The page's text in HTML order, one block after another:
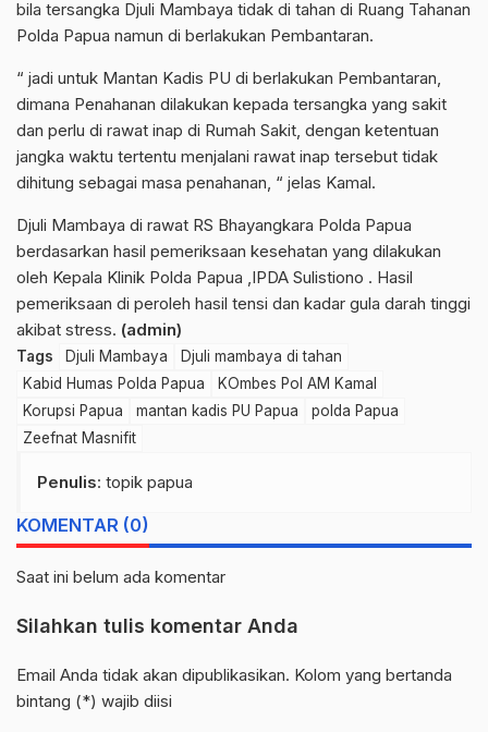
bila tersangka Djuli Mambaya tidak di tahan di Ruang Tahanan
Polda Papua namun di berlakukan Pembantaran.
“ jadi untuk Mantan Kadis PU di berlakukan Pembantaran,
dimana Penahanan dilakukan kepada tersangka yang sakit
dan perlu di rawat inap di Rumah Sakit, dengan ketentuan
jangka waktu tertentu menjalani rawat inap tersebut tidak
dihitung sebagai masa penahanan, “ jelas Kamal.
Djuli Mambaya di rawat RS Bhayangkara Polda Papua
berdasarkan hasil pemeriksaan kesehatan yang dilakukan
oleh Kepala Klinik Polda Papua ,IPDA Sulistiono . Hasil
pemeriksaan di peroleh hasil tensi dan kadar gula darah tinggi
akibat stress. (admin)
Tags Djuli Mambaya
Djuli mambaya di tahan
Kabid Humas Polda Papua
KOmbes Pol AM Kamal
Korupsi Papua
mantan kadis PU Papua
polda Papua
Zeefnat Masnifit
Penulis: topik papua
KOMENTAR (0)
Saat ini belum ada komentar
Silahkan tulis komentar Anda
Email Anda tidak akan dipublikasikan. Kolom yang bertanda
bintang (*) wajib diisi